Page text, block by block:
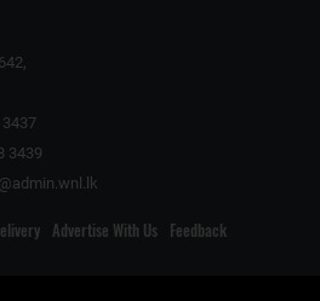
3437
3439
Advertise With Us Feedback